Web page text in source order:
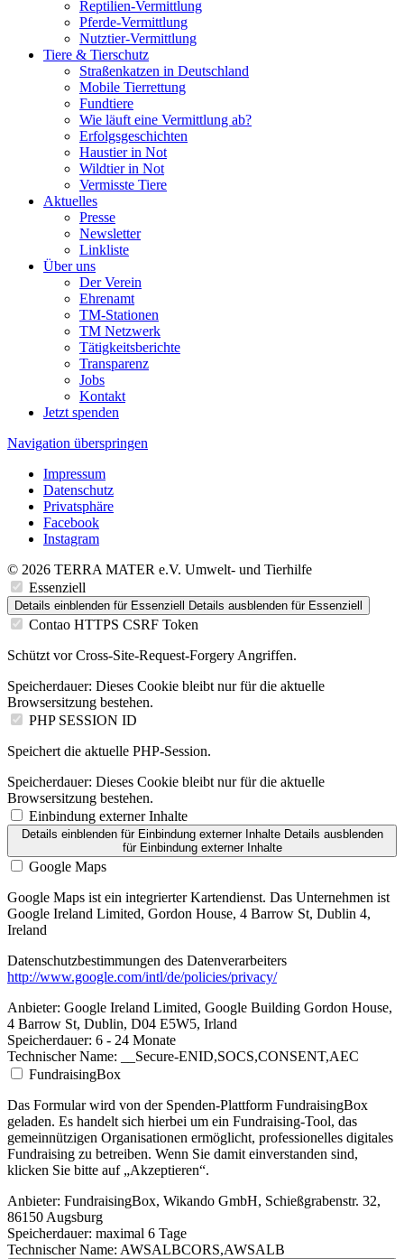
Reptilien-Vermittlung
Pferde-Vermittlung
Nutztier-Vermittlung
Tiere & Tierschutz
Straßenkatzen in Deutschland
Mobile Tierrettung
Fundtiere
Wie läuft eine Vermittlung ab?
Erfolgsgeschichten
Haustier in Not
Wildtier in Not
Vermisste Tiere
Aktuelles
Presse
Newsletter
Linkliste
Über uns
Der Verein
Ehrenamt
TM-Stationen
TM Netzwerk
Tätigkeitsberichte
Transparenz
Jobs
Kontakt
Jetzt spenden
Navigation überspringen
Impressum
Datenschutz
Privatsphäre
Facebook
Instagram
© 2026 TERRA MATER e.V. Umwelt- und Tierhilfe
Essenziell
Details einblenden für Essenziell Details ausblenden für Essenziell
Contao HTTPS CSRF Token
Schützt vor Cross-Site-Request-Forgery Angriffen.
Speicherdauer: Dieses Cookie bleibt nur für die aktuelle
Browsersitzung bestehen.
PHP SESSION ID
Speichert die aktuelle PHP-Session.
Speicherdauer: Dieses Cookie bleibt nur für die aktuelle
Browsersitzung bestehen.
Einbindung externer Inhalte
Details einblendenfür Einbindung externer Inhalte Details ausblenden
für Einbindung externer Inhalte
Google Maps
Google Maps ist ein integrierter Kartendienst. Das Unternehmen ist
Google Ireland Limited, Gordon House, 4 Barrow St, Dublin 4,
Ireland
Datenschutzbestimmungen des Datenverarbeiters
http://www.google.com/intl/de/policies/privacy/
Anbieter: Google Ireland Limited, Google Building Gordon House,
4 Barrow St, Dublin, D04 E5W5, Irland
Speicherdauer: 6 - 24 Monate
Technischer Name: __Secure-ENID,SOCS,CONSENT,AEC
FundraisingBox
Das Formular wird von der Spenden-Plattform FundraisingBox
geladen. Es handelt sich hierbei um ein Fundraising-Tool, das
gemeinnützigen Organisationen ermöglicht, professionelles digitales
Fundraising zu betreiben. Wenn Sie damit einverstanden sind,
klicken Sie bitte auf „Akzeptieren“.
Anbieter: FundraisingBox, Wikando GmbH, Schießgrabenstr. 32,
86150 Augsburg
Speicherdauer: maximal 6 Tage
Technischer Name: AWSALBCORS,AWSALB